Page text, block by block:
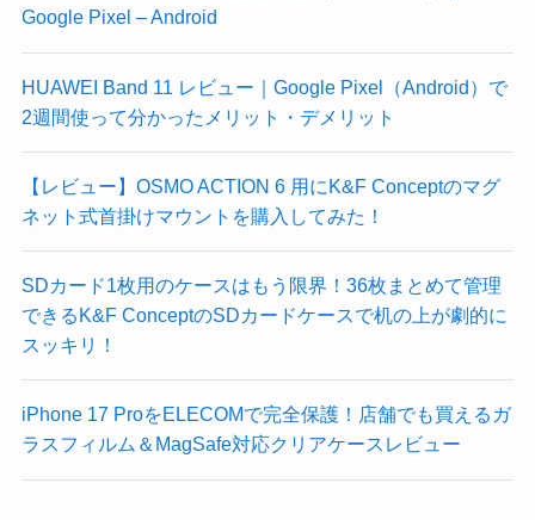
Google Pixel – Android
HUAWEI Band 11 レビュー｜Google Pixel（Android）で
2週間使って分かったメリット・デメリット
【レビュー】OSMO ACTION 6 用にK&F Conceptのマグ
ネット式首掛けマウントを購入してみた！
SDカード1枚用のケースはもう限界！36枚まとめて管理
できるK&F ConceptのSDカードケースで机の上が劇的に
スッキリ！
iPhone 17 ProをELECOMで完全保護！店舗でも買えるガ
ラスフィルム＆MagSafe対応クリアケースレビュー